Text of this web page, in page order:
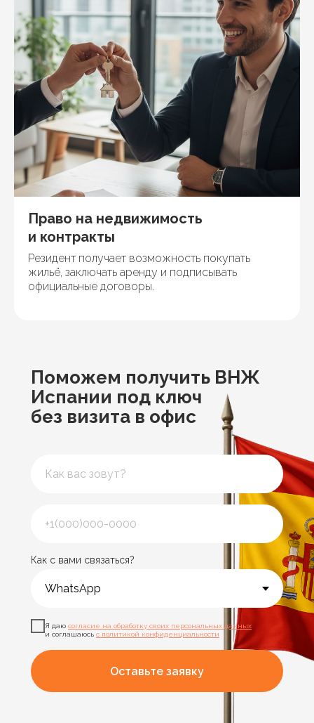
Право на недвижимость
и контракты
Резидент получает возможность покупать
жильё, заключать аренду и подписывать
официальные договоры.
Поможем получить ВНЖ
Испании под ключ
без визита в офис
Как с вами связаться?
Я даю согласие на обработку своих персональных данных
и соглашаюсь с политикой конфиденциальности
Оставьте заявку